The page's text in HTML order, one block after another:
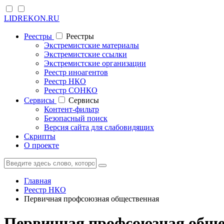
LIDREKON.RU
Реестры
Реестры
Экстремистские материалы
Экстремистские ссылки
Экстремистские организации
Реестр иноагентов
Реестр НКО
Реестр СОНКО
Cервисы
Cервисы
Контент-фильтр
Безопасный поиск
Версия сайта для слабовидящих
Скрипты
О проекте
Главная
Реестр НКО
Первичная профсоюзная общественная